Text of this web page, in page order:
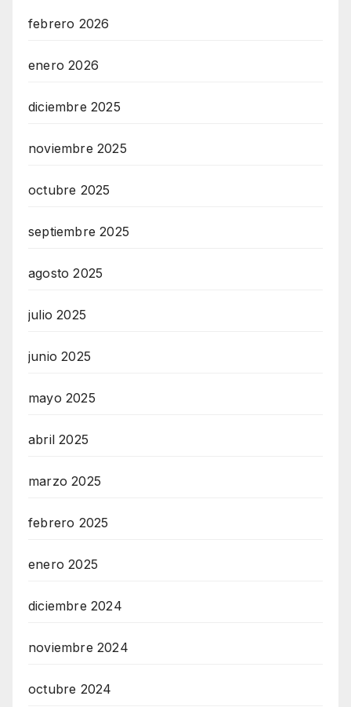
febrero 2026
enero 2026
diciembre 2025
noviembre 2025
octubre 2025
septiembre 2025
agosto 2025
julio 2025
junio 2025
mayo 2025
abril 2025
marzo 2025
febrero 2025
enero 2025
diciembre 2024
noviembre 2024
octubre 2024